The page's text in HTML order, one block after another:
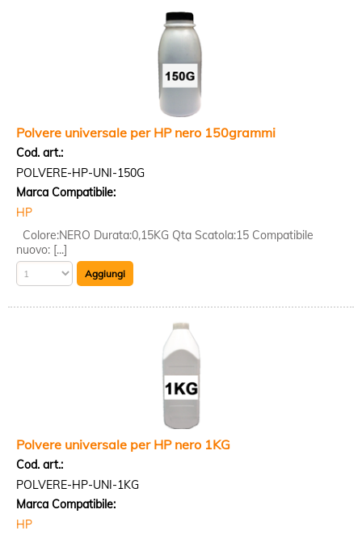
Polvere universale per HP nero 150grammi
Cod. art.:
POLVERE-HP-UNI-150G
Marca Compatibile:
HP
Colore:NERO Durata:0,15KG Qta Scatola:15 Compatibile
nuovo: [...]
Polvere universale per HP nero 1KG
Cod. art.:
POLVERE-HP-UNI-1KG
Marca Compatibile:
HP